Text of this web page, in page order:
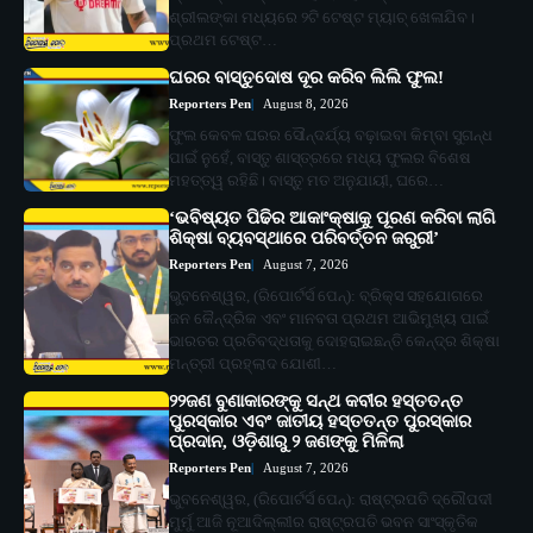
ଶ୍ରୀଲଙ୍କା ମଧ୍ୟରେ ୨ଟି ଟେଷ୍ଟ ମ୍ୟାଚ୍ ଖେଳାଯିବ।
ପ୍ରଥମ ଟେଷ୍ଟ…
ଘରର ବାସ୍ତୁଦୋଷ ଦୂର କରିବ ଲିଲି ଫୁଲ!
Reporters Pen August 8, 2026
ଫୁଲ କେବଳ ଘରର ସୌନ୍ଦର୍ଯ୍ୟ ବଢ଼ାଇବା କିମ୍ବା ସୁଗନ୍ଧ
ପାଇଁ ନୁହେଁ, ବାସ୍ତୁ ଶାସ୍ତ୍ରରେ ମଧ୍ୟ ଫୁଲର ବିଶେଷ
ମହତ୍ତ୍ୱ ରହିଛି। ବାସ୍ତୁ ମତ ଅନୁଯାୟୀ, ଘରେ…
‘ଭବିଷ୍ୟତ ପିଢିର ଆକାଂକ୍ଷାକୁ ପୂରଣ କରିବା ଲାଗି
ଶିକ୍ଷା ବ୍ୟବସ୍ଥାରେ ପରିବର୍ତ୍ତନ ଜରୁରୀ’
Reporters Pen August 7, 2026
ଭୁବନେଶ୍ୱର, (ରିପୋର୍ଟର୍ସ ପେନ୍‌): ବ୍ରିକ୍ସ ସହଯୋଗରେ
ଜନ କୈନ୍ଦ୍ରିକ ଏବଂ ମାନବତା ପ୍ରଥମ ଆଭିମୁଖ୍ୟ ପାଇଁ
ଭାରତର ପ୍ରତିବଦ୍ଧତାକୁ ଦୋହରାଇଛନ୍ତି କେନ୍ଦ୍ର ଶିକ୍ଷା
ମନ୍ତ୍ରୀ ପ୍ରହ୍ଲାଦ ଯୋଶୀ…
୨୨ଜଣ ବୁଣାକାରଙ୍କୁ ସନ୍ଥ କବୀର ହସ୍ତତନ୍ତ
ପୁରସ୍କାର ଏବଂ ଜାତୀୟ ହସ୍ତତନ୍ତ ପୁରସ୍କାର
ପ୍ରଦାନ, ଓଡ଼ିଶାରୁ ୨ ଜଣଙ୍କୁ ମିଳିଲା
Reporters Pen August 7, 2026
ଭୁବନେଶ୍ୱର, (ରିପୋର୍ଟର୍ସ ପେନ୍‌): ରାଷ୍ଟ୍ରପତି ଦ୍ରୌପଦୀ
ମୁର୍ମୁ ଆଜି ନୂଆଦିଲ୍ଲୀର ରାଷ୍ଟ୍ରପତି ଭବନ ସାଂସ୍କୃତିକ